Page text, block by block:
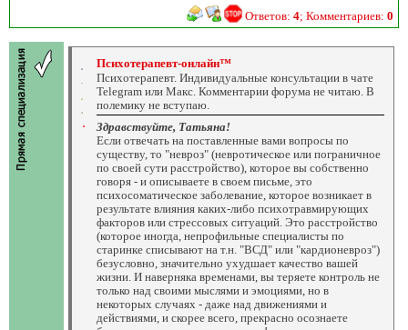
Ответов: 4; Комментариев: 0
Психотерапевт-онлайн™
Психотерапевт. Индивидуальные консультации в чате
Telegram или Макс. Комментарии форума не читаю. В
полемику не вступаю.
Здравствуйте, Татьяна!
Если отвечать на поставленные вами вопросы по
существу, то "невроз" (невротическое или пограничное
по своей сути расстройство), которое вы собственно
говоря - и описываете в своем письме, это
психосоматическое заболевание, которое возникает в
результате влияния каких-либо психотравмирующих
факторов или стрессовых ситуаций. Это расстройство
(которое иногда, непрофильные специалисты по
старинке списывают на т.н. "ВСД" или "кардионевроз")
безусловно, значительно ухудшает качество вашей
жизни. И наверняка временами, вы теряете контроль не
только над своими мыслями и эмоциями, но в
некоторых случаях - даже над движениями и
действиями, и скорее всего, прекрасно осознаете